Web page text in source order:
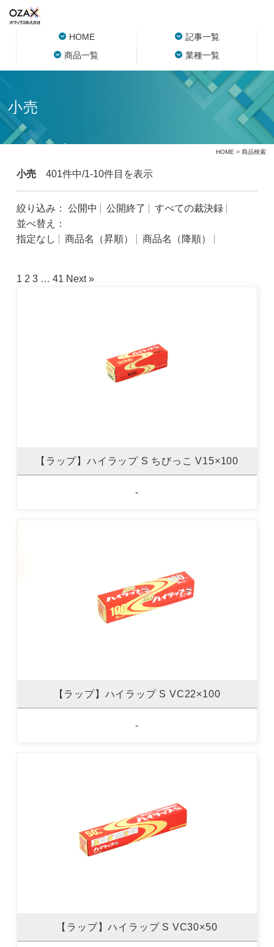
HOME
記事一覧
商品一覧
業種一覧
小売
HOME > 商品検索
小売401件中/1-10件目を表示
絞り込み： 公開中 公開終了
すべての裁決録
並べ替え：
指定なし
商品名（昇順） 商品名（降順）
1 2 3 … 41 Next »
【ラップ】ハイラップ S ちびっこ V15×100
-
【ラップ】ハイラップ S VC22×100
-
【ラップ】ハイラップ S VC30×50